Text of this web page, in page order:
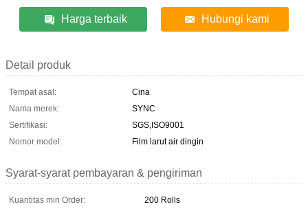
Harga terbaik Hubungi kami
Detail produk
Tempat asal:
Cina
Nama merek:
SYNC
Sertifikasi:
SGS,ISO9001
Nomor model:
Film larut air dingin
Syarat-syarat pembayaran & pengiriman
Kuantitas min Order:
200 Rolls